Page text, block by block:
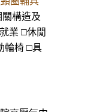
構造及
業 □休閒
輪椅 □具